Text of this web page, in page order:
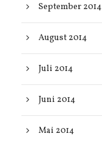
September 2014
August 2014
Juli 2014
Juni 2014
Mai 2014